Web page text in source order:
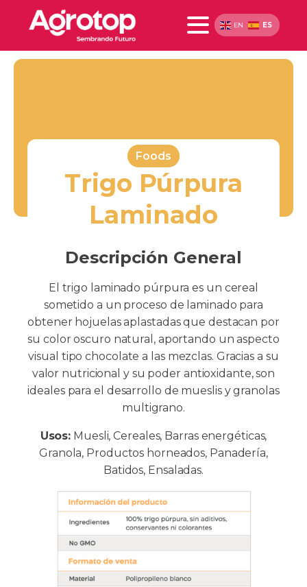
EN ES
Foods
Trigo Púrpura
Laminado
Descripción General
El trigo laminado púrpura es un cereal
sometido a un proceso de laminado para
obtener hojuelas aplastadas que destacan por
su color oscuro natural, aportando un aspecto
visual tipo chocolate a las mezclas. Gracias a su
valor nutricional y su poder antioxidante, son
ideales para el desarrollo de mueslis y granolas
multigrano.
Usos: Muesli, Cereales, Barras energéticas,
Granola, Productos horneados, Panadería,
Batidos, Ensaladas.